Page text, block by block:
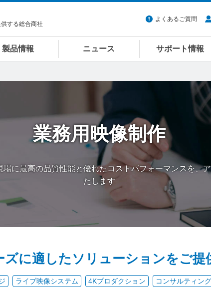
する総合商社
よくあるご質問
製品情報 ニュース サポート情報
業務用映像制作
場に最高の品質性能と優れたコストパフォーマンスを、
たします
ズに適したソリューションをご提
ライブ映像システム 4Kプロダクション コンサルティング